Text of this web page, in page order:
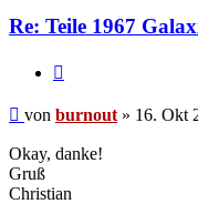
Re: Teile 1967
Beitrag
von burnout » 16. Okt
Okay, danke!
Gruß
Christian